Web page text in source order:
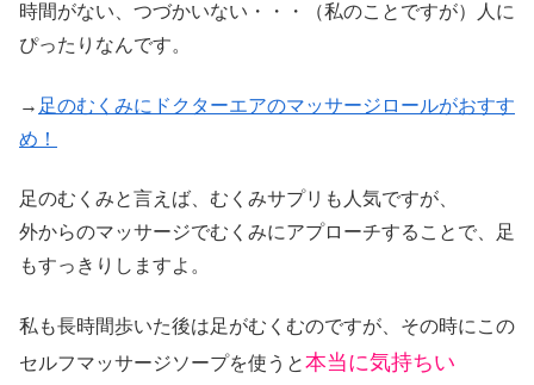
時間がない、つづかいない・・・（私のことですが）人に
ぴったりなんです。
→ 足のむくみにドクターエアのマッサージロールがおすす
め！
足のむくみと言えば、むくみサプリも人気ですが、
外からのマッサージでむくみにアプローチすることで、足
もすっきりしますよ。
私も長時間歩いた後は足がむくむのですが、その時にこの
セルフマッサージソープを使うと本当に気持ちい